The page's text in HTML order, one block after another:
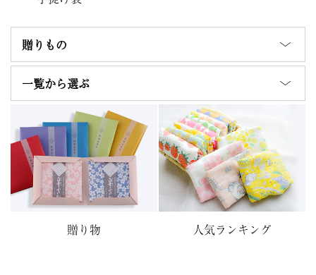
贈りもの
一覧から選ぶ
贈り物 人気ランキング